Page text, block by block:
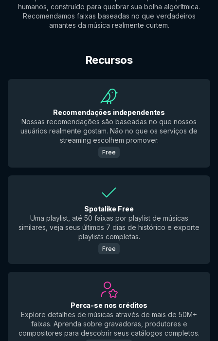
humanos, construído para quebrar sua bolha algorítmica.
Recomendamos faixas baseadas no que verdadeiros
amantes da música realmente curtem.
Recursos
Recomendações independentes
Nossas recomendações são baseadas no que nossos
usuários realmente gostam. Não no que os serviços de
streaming escolhem promover.
Free
Spotalike Free
Uma playlist, até 50 faixas por playlist de músicas
similares, veja seus últimos 7 dias de histórico e exporte
playlists completas.
Free
Perca-se nos créditos
Explore detalhes de músicas através de mais de 50M+
faixas. Aprenda sobre gravadoras, produtores e
compositores para descobrir seus catálogos completos.